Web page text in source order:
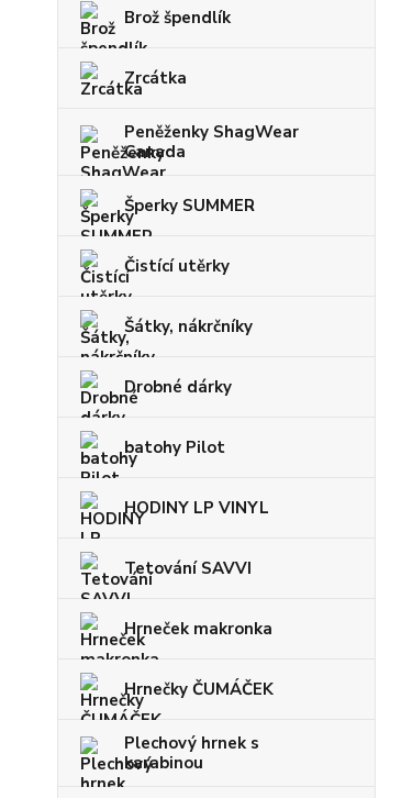
Brož špendlík
Zrcátka
Peněženky ShagWear
Canada
Šperky SUMMER
Čistící utěrky
Šátky, nákrčníky
Drobné dárky
batohy Pilot
HODINY LP VINYL
Tetování SAVVI
Hrneček makronka
Hrnečky ČUMÁČEK
Plechový hrnek s
karabinou